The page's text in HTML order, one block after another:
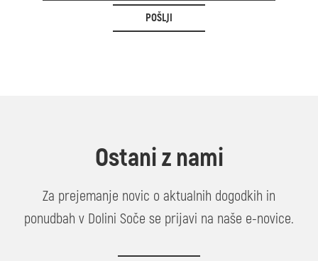
POŠLJI
Ostani z nami
Za prejemanje novic o aktualnih dogodkih in
ponudbah v Dolini Soče se prijavi na naše e-novice.